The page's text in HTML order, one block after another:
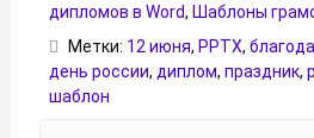
дипломов в Word, Шаблоны
Метки: 12 июня, PPTX,
день россии, диплом, праздник,
шаблон